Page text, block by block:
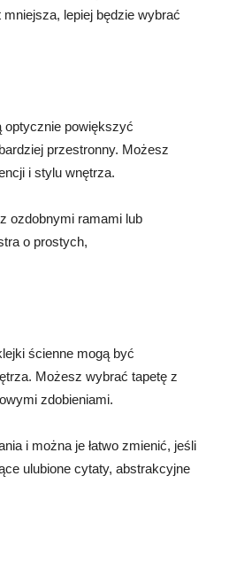
lepiej będzie wybrać
optycznie powiększyć
przestronny. Możesz
i stylu wnętrza.
ozdobnymi ramami lub
o prostych,
ścienne mogą być
Możesz wybrać tapetę z
zdobieniami.
i można je łatwo zmienić, jeśli
ulubione cytaty, abstrakcyjne